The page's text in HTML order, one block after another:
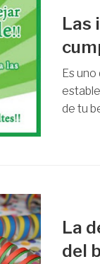
Las
Es
de tu
La
del